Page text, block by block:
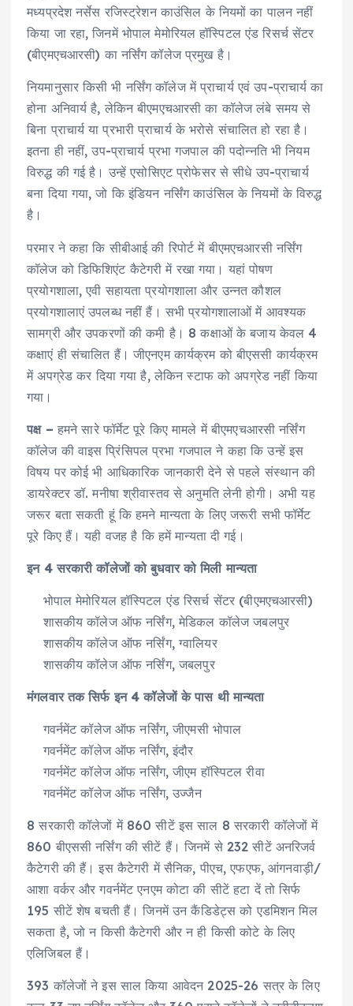
मध्यप्रदेश नर्सेस रजिस्ट्रेशन काउंसिल के नियमों का पालन नहीं
किया जा रहा, जिनमें भोपाल मेमोरियल हॉस्पिटल एंड रिसर्च सेंटर
(बीएमएचआरसी) का नर्सिंग कॉलेज प्रमुख है।
नियमानुसार किसी भी नर्सिंग कॉलेज में प्राचार्य एवं उप-प्राचार्य का
होना अनिवार्य है, लेकिन बीएमएचआरसी का कॉलेज लंबे समय से
बिना प्राचार्य या प्रभारी प्राचार्य के भरोसे संचालित हो रहा है।
इतना ही नहीं, उप-प्राचार्य प्रभा गजपाल की पदोन्नति भी नियम
विरुद्ध की गई है। उन्हें एसोसिएट प्रोफेसर से सीधे उप-प्राचार्य
बना दिया गया, जो कि इंडियन नर्सिंग काउंसिल के नियमों के विरुद्ध
है।
परमार ने कहा कि सीबीआई की रिपोर्ट में बीएमएचआरसी नर्सिंग
कॉलेज को डिफिशिएंट कैटेगरी में रखा गया। यहां पोषण
प्रयोगशाला, एवी सहायता प्रयोगशाला और उन्नत कौशल
प्रयोगशालाएं उपलब्ध नहीं हैं। सभी प्रयोगशालाओं में आवश्यक
सामग्री और उपकरणों की कमी है। 8 कक्षाओं के बजाय केवल 4
कक्षाएं ही संचालित हैं। जीएनएम कार्यक्रम को बीएससी कार्यक्रम
में अपग्रेड कर दिया गया है, लेकिन स्टाफ को अपग्रेड नहीं किया
गया।
पक्ष – हमने सारे फॉर्मेट पूरे किए मामले में बीएमएचआरसी नर्सिंग
कॉलेज की वाइस प्रिंसिपल प्रभा गजपाल ने कहा कि उन्हें इस
विषय पर कोई भी आधिकारिक जानकारी देने से पहले संस्थान की
डायरेक्टर डॉ. मनीषा श्रीवास्तव से अनुमति लेनी होगी। अभी यह
जरूर बता सकती हूं कि हमने मान्यता के लिए जरूरी सभी फॉर्मेट
पूरे किए हैं। यही वजह है कि हमें मान्यता दी गई।
इन 4 सरकारी कॉलेजों को बुधवार को मिली मान्यता
भोपाल मेमोरियल हॉस्पिटल एंड रिसर्च सेंटर (बीएमएचआरसी)
शासकीय कॉलेज ऑफ नर्सिंग, मेडिकल कॉलेज जबलपुर
शासकीय कॉलेज ऑफ नर्सिंग, ग्वालियर
शासकीय कॉलेज ऑफ नर्सिंग, जबलपुर
मंगलवार तक सिर्फ इन 4 कॉलेजों के पास थी मान्यता
गवर्नमेंट कॉलेज ऑफ नर्सिंग, जीएमसी भोपाल
गवर्नमेंट कॉलेज ऑफ नर्सिंग, इंदौर
गवर्नमेंट कॉलेज ऑफ नर्सिंग, जीएम हॉस्पिटल रीवा
गवर्नमेंट कॉलेज ऑफ नर्सिंग, उज्जैन
8 सरकारी कॉलेजों में 860 सीटें इस साल 8 सरकारी कॉलेजों में
860 बीएससी नर्सिंग की सीटें हैं। जिनमें से 232 सीटें अनरिजर्व
कैटेगरी की हैं। इस कैटेगरी में सैनिक, पीएच, एफएफ, आंगनवाड़ी/
आशा वर्कर और गवर्नमेंट एनएम कोटा की सीटें हटा दें तो सिर्फ
195 सीटें शेष बचती हैं। जिनमें उन कैंडिडेट्स को एडमिशन मिल
सकता है, जो न किसी कैटेगरी और न ही किसी कोटे के लिए
एलिजिबल हैं।
393 कॉलेजों ने इस साल किया आवेदन 2025-26 सत्र के लिए